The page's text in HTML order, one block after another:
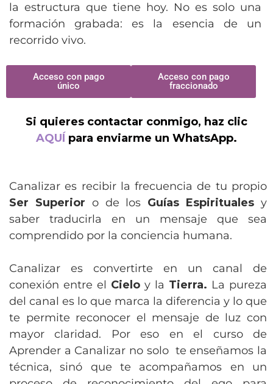
la estructura que tiene hoy. No es solo una
formación grabada: es la esencia de un
recorrido vivo.
Acceso con pago
único
Acceso con pago
fraccionado
Si quieres contactar conmigo, haz clic
AQUÍ para enviarme un WhatsApp.
Canalizar es recibir la frecuencia de tu propio
Ser Superior o de los Guías Espirituales y
saber traducirla en un mensaje que sea
comprendido por la conciencia humana.
Canalizar es convertirte en un canal de
conexión entre el Cielo y la Tierra. La pureza
del canal es lo que marca la diferencia y lo que
te permite reconocer el mensaje de luz con
mayor claridad. Por eso en el curso de
Aprender a Canalizar no solo te enseñamos la
técnica, sinó que te acompañamos en un